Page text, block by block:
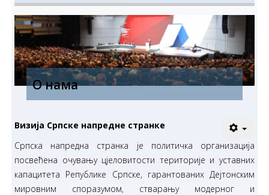
О нама
Визија Српске напредне странке
Српска напредна странка је политичка организација
посвећена очувању цјеловитости територије и уставних
капацитета Републике Српске, гарантованих Дејтонским
мировним споразумом, стварању модерног и